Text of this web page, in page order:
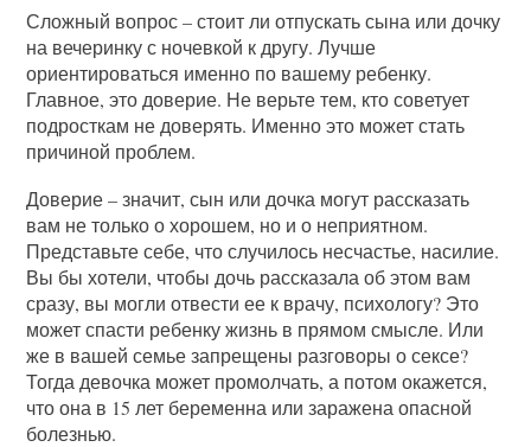
Сложный вопрос – стоит ли отпускать сына или дочку
на вечеринку с ночевкой к другу. Лучше
ориентироваться именно по вашему ребенку.
Главное, это доверие. Не верьте тем, кто советует
подросткам не доверять. Именно это может стать
причиной проблем.
Доверие – значит, сын или дочка могут рассказать
вам не только о хорошем, но и о неприятном.
Представьте себе, что случилось несчастье, насилие.
Вы бы хотели, чтобы дочь рассказала об этом вам
сразу, вы могли отвести ее к врачу, психологу? Это
может спасти ребенку жизнь в прямом смысле. Или
же в вашей семье запрещены разговоры о сексе?
Тогда девочка может промолчать, а потом окажется,
что она в 15 лет беременна или заражена опасной
болезнью.